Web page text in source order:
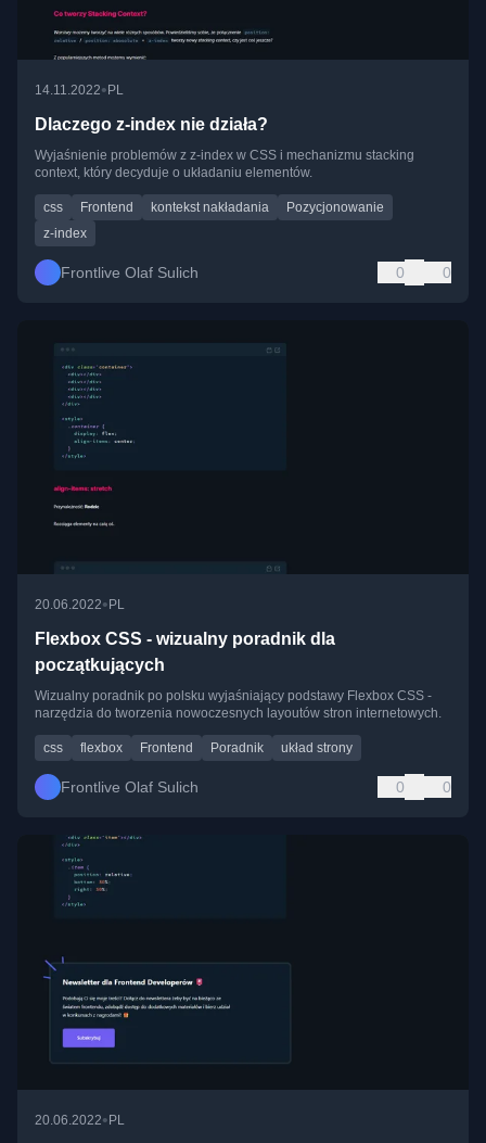
14.11.2022•PL
Dlaczego z-index nie działa?
Wyjaśnienie problemów z z-index w CSS i mechanizmu stacking
context, który decyduje o układaniu elementów.
css Frontend kontekst nakładania
Pozycjonowanie
z-index
Frontlive Olaf Sulich 0 0
20.06.2022• PL
Flexbox CSS - wizualny poradnik dla
początkujących
Wizualny poradnik po polsku wyjaśniający podstawy Flexbox CSS -
narzędzia do tworzenia nowoczesnych layoutów stron internetowych.
css flexbox Frontend Poradnik układ strony
Frontlive Olaf Sulich 0 0
20.06.2022•PL